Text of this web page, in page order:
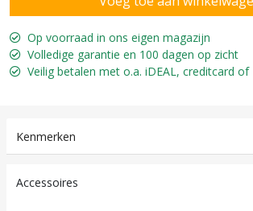
Op voorraad in ons eigen magazijn
Volledige garantie en 100 dagen op zicht
Veilig betalen met o.a. iDEAL, creditcard of
Kenmerken
Accessoires